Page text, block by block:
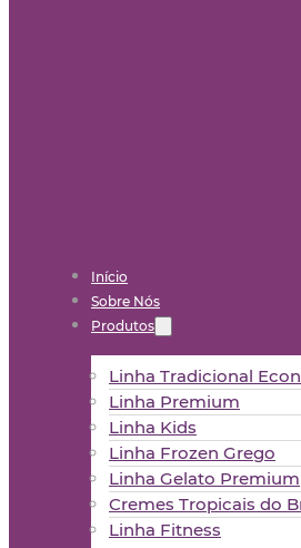
Início
Sobre Nós
Produtos
Linha Tradicional
Linha Premium
Linha Kids
Linha Frozen Grego
Linha Gelato Premium
Cremes Tropicais do
Linha Fitness